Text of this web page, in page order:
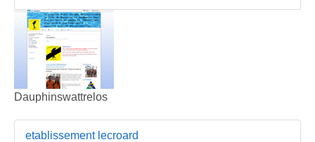
Dauphinswattrelos
etablissement lecroard